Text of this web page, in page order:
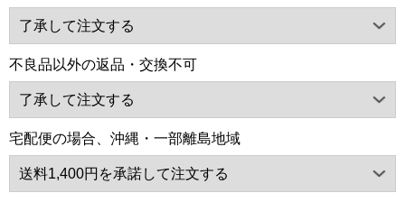
不良品以外の返品・交換不可
宅配便の場合、沖縄・一部離島地域